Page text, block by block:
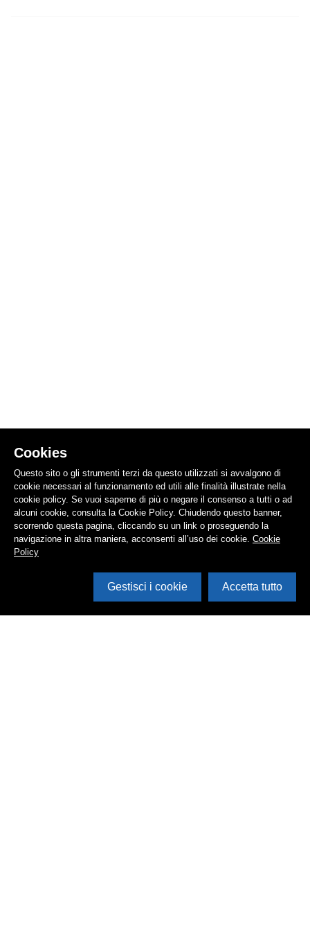
Cookies
Questo sito o gli strumenti terzi da questo utilizzati si avvalgono di
cookie necessari al funzionamento ed utili alle finalità illustrate nella
cookie policy. Se vuoi saperne di più o negare il consenso a tutti o ad
alcuni cookie, consulta la Cookie Policy. Chiudendo questo banner,
scorrendo questa pagina, cliccando su un link o proseguendo la
navigazione in altra maniera, acconsenti all’uso dei cookie. Cookie
Policy
Gestisci i cookie Accetta tutto